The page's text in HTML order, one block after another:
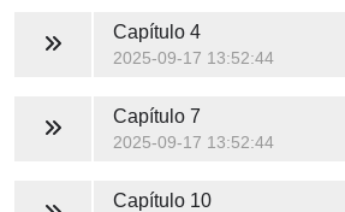
Capítulo 4
2025-09-17 13:52:44
Capítulo 7
2025-09-17 13:52:44
Capítulo 10